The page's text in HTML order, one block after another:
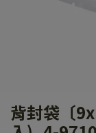
背封袋〔